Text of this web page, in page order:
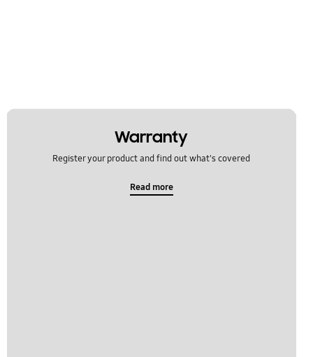
Warranty
Register your product and find out what's covered
Read more